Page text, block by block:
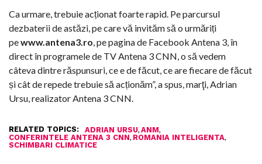
Ca urmare, trebuie acționat foarte rapid. Pe parcursul
dezbaterii de astăzi, pe care vă invităm să o urmăriți
pewww.antena3.ro, pe pagina de Facebook Antena 3, în
direct în programele de TV Antena 3 CNN, o să vedem
câteva dintre răspunsuri, ce e de făcut, ce are fiecare de făcut
și cât de repede trebuie să acționăm”, a spus, marţi, Adrian
Ursu, realizator Antena 3 CNN.
RELATED TOPICS: ADRIAN URSU, ANM,
CONFERINTELE ANTENA 3 CNN, ROMANIA INTELIGENTA,
SCHIMBARI CLIMATICE